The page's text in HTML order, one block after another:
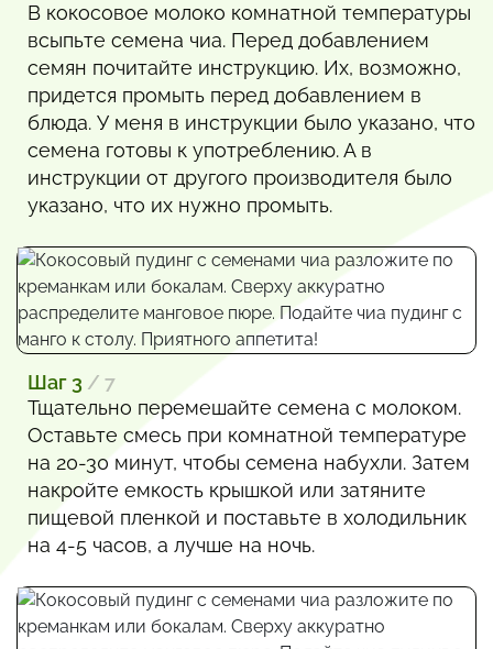
В кокосовое молоко комнатной температуры
всыпьте семена чиа. Перед добавлением
семян почитайте инструкцию. Их, возможно,
придется промыть перед добавлением в
блюда. У меня в инструкции было указано, что
семена готовы к употреблению. А в
инструкции от другого производителя было
указано, что их нужно промыть.
Шаг 3 / 7
Тщательно перемешайте семена с молоком.
Оставьте смесь при комнатной температуре
на 20-30 минут, чтобы семена набухли. Затем
накройте емкость крышкой или затяните
пищевой пленкой и поставьте в холодильник
на 4-5 часов, а лучше на ночь.